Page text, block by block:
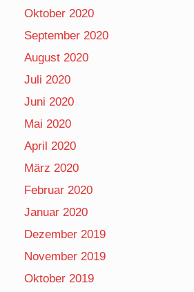
Oktober 2020
September 2020
August 2020
Juli 2020
Juni 2020
Mai 2020
April 2020
März 2020
Februar 2020
Januar 2020
Dezember 2019
November 2019
Oktober 2019